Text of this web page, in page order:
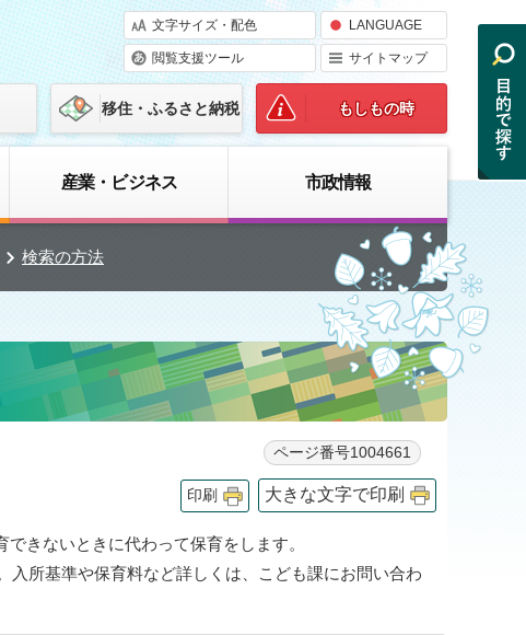
文字サイズ・配色 LANGUAGE
閲覧支援ツール サイトマップ
移住・ふるさと納税 もしもの時
産業・ビジネス 市政情報
検索の方法
ページ番号1004661
印刷 大きな文字で印刷
きないときに代わって保育をします。
所基準や保育料など詳しくは、こども課にお問い合わ